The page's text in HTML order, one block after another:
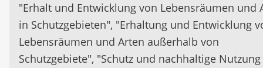
"Erhalt und Entwicklung von Lebensräumen und
in Schutzgebieten", "Erhaltung und Entwicklung
Lebensräumen und Arten außerhalb von
Schutzgebiete", "Schutz und nachhaltige